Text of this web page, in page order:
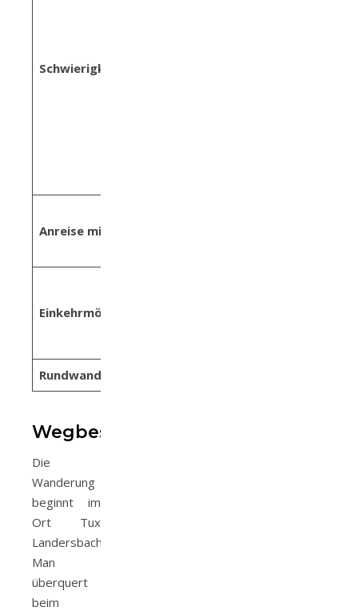
Schwierigkeit:
Anreise mit den Öffis:
Einkehrmöglichkeiten:
Rundwanderweg:
Wegbeschreibung
Die
Wanderung
beginnt im
Ort Tux
Landersbach.
Man
überquert
beim